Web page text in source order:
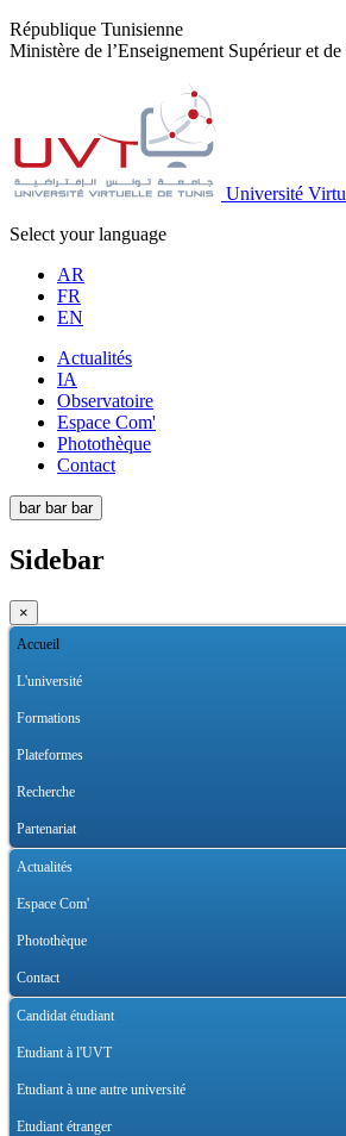
République Tunisienne
Ministère de l’Enseignement Supérieur et
Université
Select your language
AR
FR
EN
Actualités
IA
Observatoire
Espace Com'
Photothèque
Contact
bar bar bar
Sidebar
×
Accueil
L'université
Formations
Plateformes
Recherche
Partenariat
Actualités
Espace Com'
Photothèque
Contact
Candidat étudiant
Etudiant à l'UVT
Etudiant à une autre université
Etudiant étranger